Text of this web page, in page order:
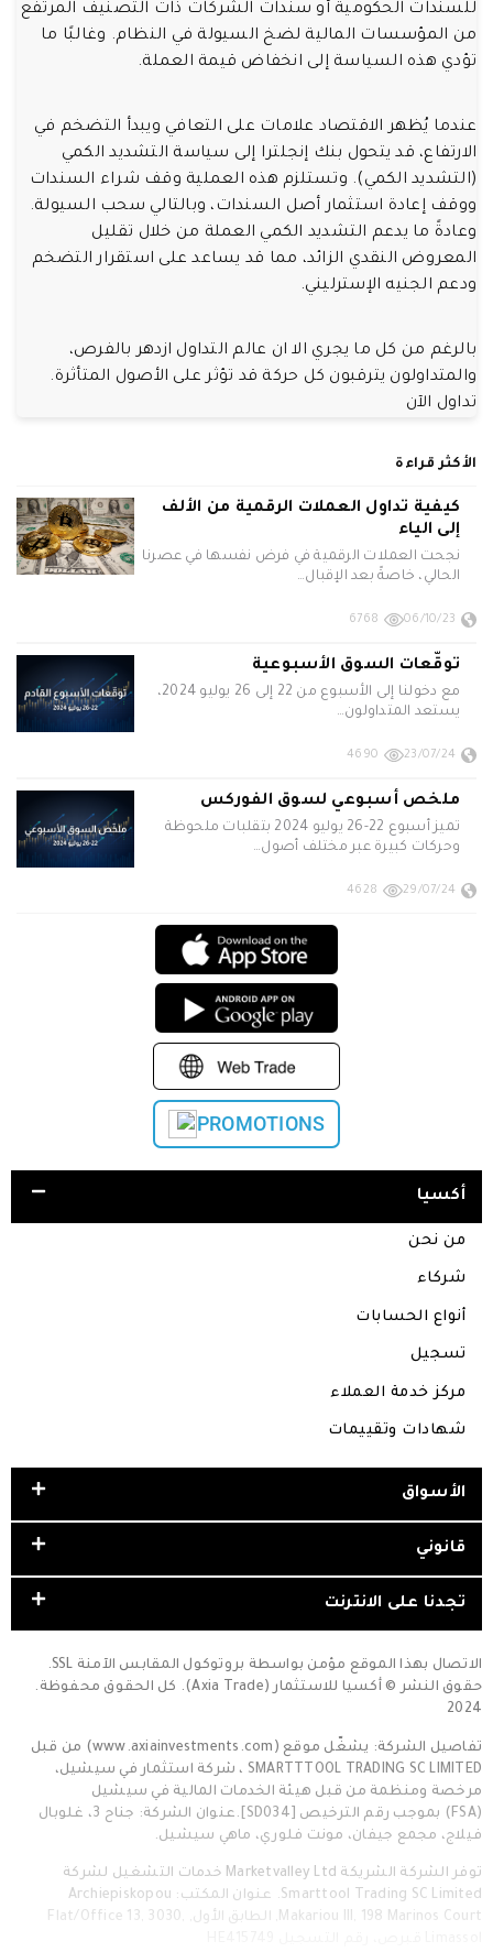
للسندات الحكومية أو سندات الشركات ذات التصنيف المرتفع
من المؤسسات المالية لضخ السيولة في النظام. وغالبًا ما
تؤدي هذه السياسة إلى انخفاض قيمة العملة.
عندما يُظهر الاقتصاد علامات على التعافي ويبدأ التضخم في
الارتفاع، قد يتحول بنك إنجلترا إلى سياسة التشديد الكمي
(التشديد الكمي). وتستلزم هذه العملية وقف شراء السندات
ووقف إعادة استثمار أصل السندات، وبالتالي سحب السيولة.
وعادةً ما يدعم التشديد الكمي العملة من خلال تقليل
المعروض النقدي الزائد، مما قد يساعد على استقرار التضخم
ودعم الجنيه الإسترليني.
بالرغم من كل ما يجري الا ان عالم التداول ازدهر بالفرص،
والمتداولون يترقبون كل حركة قد تؤثر على الأصول المتأثرة.
تداول الآن
الأكثر قراءة
كيفية تداول العملات الرقمية من الألف
إلى الياء
نجحت العملات الرقمية في فرض نفسها في عصرنا
الحالي، خاصةً بعد الإقبال…
06/10/23
6768
توقّعات السوق الأسبوعية
مع دخولنا إلى الأسبوع من 22 إلى 26 يوليو 2024،
يستعد المتداولون…
23/07/24
4690
ملخص أسبوعي لسوق الفوركس
تميز أسبوع 22-26 يوليو 2024 بتقلبات ملحوظة
وحركات كبيرة عبر مختلف أصول…
29/07/24
4628
PROMOTIONS
أكسيا
من نحن
شركاء
أنواع الحسابات
تسجيل
مركز خدمة العملاء
شهادات وتقييمات
الأسواق
قانوني
تجدنا على الانترنت
الاتصال بهذا الموقع مؤمن بواسطة بروتوكول المقابس الآمنة SSL.
حقوق النشر © أكسيا للاستثمار (Axia Trade). كل الحقوق محفوظة.
2024
تفاصيل الشركة: يشغّل موقع (www.axiainvestments.com) من قبل
SMARTTTOOL TRADING SC LIMITED ، شركة استثمار في سيشيل،
مرخصة ومنظمة من قبل هيئة الخدمات المالية في سيشيل
(FSA) بموجب رقم الترخيص [SD034].عنوان الشركة: جناح 3، غلوبال
فيلاج، مجمع جيفان، مونت فلوري، ماهي سيشيل.
توفر الشركة الشريكة Marketvalley Ltd خدمات التشغيل لشركة
Smarttool Trading SC Limited. عنوان المكتب: Archiepiskopou
Makariou III, 198 Marinos Court, الطابق الأول, Flat/Office 13, 3030,